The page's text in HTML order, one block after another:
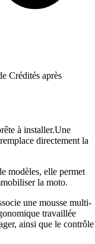
Crédités après
à installer.Une
directement la
modèles, elle permet
la moto.
une mousse multi-
travaillée
ainsi que le contrôle